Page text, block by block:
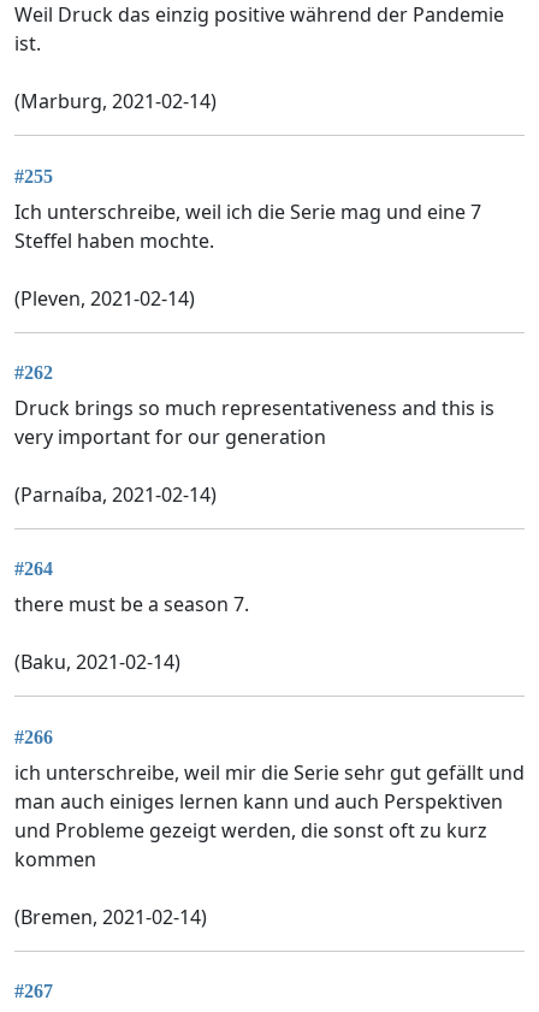
Weil Druck das einzig positive während der Pandemie
ist.
(Marburg, 2021-02-14)
#255
Ich unterschreibe, weil ich die Serie mag und eine 7
Steffel haben mochte.
(Pleven, 2021-02-14)
#262
Druck brings so much representativeness and this is
very important for our generation
(Parnaíba, 2021-02-14)
#264
there must be a season 7.
(Baku, 2021-02-14)
#266
ich unterschreibe, weil mir die Serie sehr gut gefällt und
man auch einiges lernen kann und auch Perspektiven
und Probleme gezeigt werden, die sonst oft zu kurz
kommen
(Bremen, 2021-02-14)
#267